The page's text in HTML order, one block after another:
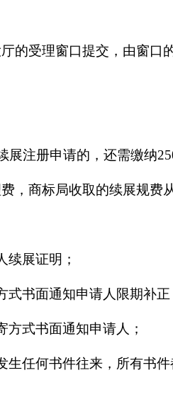
受理窗口提交，由窗口
注册申请的，还需缴纳
商标局收取的续展规费
展证明；
书面通知申请人限期补正
式书面通知申请人；
任何书件往来，所有书件